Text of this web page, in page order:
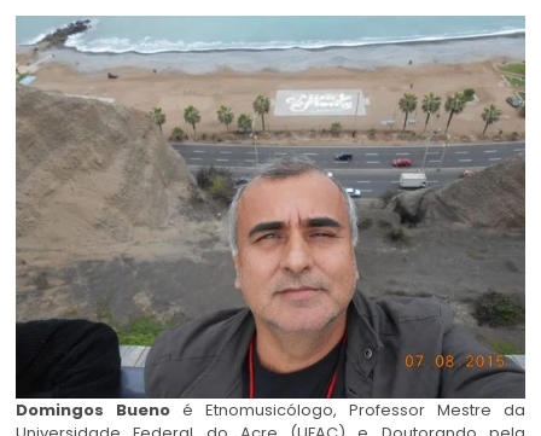
Domingos Bueno é Etnomusicólogo, Professor Mestre da